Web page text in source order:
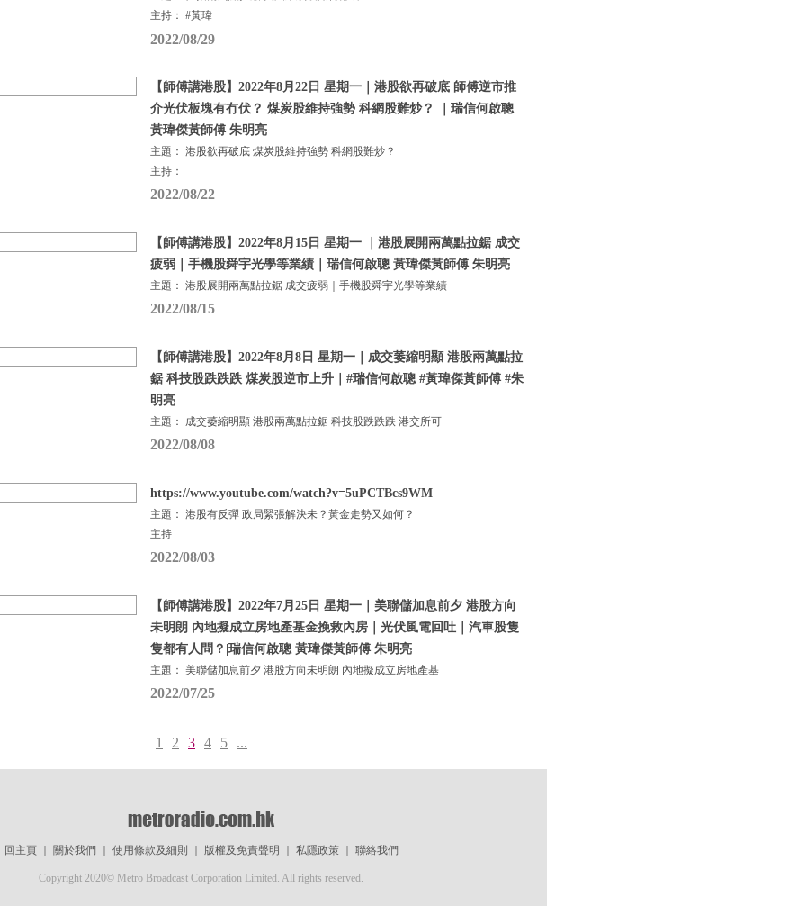
主持： #黃瑋
2022/08/29
【師傅講港股】2022年8月22日 星期一｜港股欲再破底 師傅逆市推
介光伏板塊有冇伏？ 煤炭股維持強勢 科網股難炒？ ｜瑞信何啟聰
黃瑋傑黃師傅 朱明亮
主題： 港股欲再破底 煤炭股維持強勢 科網股難炒？
主持：
2022/08/22
【師傅講港股】2022年8月15日 星期一 ｜港股展開兩萬點拉鋸 成交
疲弱｜手機股舜宇光學等業績｜瑞信何啟聰 黃瑋傑黃師傅 朱明亮
主題： 港股展開兩萬點拉鋸 成交疲弱｜手機股舜宇光學等業績
2022/08/15
【師傅講港股】2022年8月8日 星期一｜成交萎縮明顯 港股兩萬點拉
鋸 科技股跌跌跌 煤炭股逆市上升｜#瑞信何啟聰 #黃瑋傑黃師傅 #朱
明亮
主題： 成交萎縮明顯 港股兩萬點拉鋸 科技股跌跌跌 港交所可
2022/08/08
https://www.youtube.com/watch?v=5uPCTBcs9WM
主題： 港股有反彈 政局緊張解決未？黃金走勢又如何？
主持
2022/08/03
【師傅講港股】2022年7月25日 星期一｜美聯儲加息前夕 港股方向
未明朗 內地擬成立房地產基金挽救內房｜光伏風電回吐｜汽車股隻
隻都有人問？|瑞信何啟聰 黃瑋傑黃師傅 朱明亮
主題： 美聯儲加息前夕 港股方向未明朗 內地擬成立房地產基
2022/07/25
1 2 3 4 5 ...
回主頁｜ 關於我們 使用條款及細則 版權及免責聲明 私隱政策｜ 聯絡我們
Copyright 2020© Metro Broadcast Corporation Limited. All rights reserved.